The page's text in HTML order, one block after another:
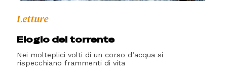
Letture
Elogio del torrente
Nei molteplici volti di un corso d’acqua si
rispecchiano frammenti di vita